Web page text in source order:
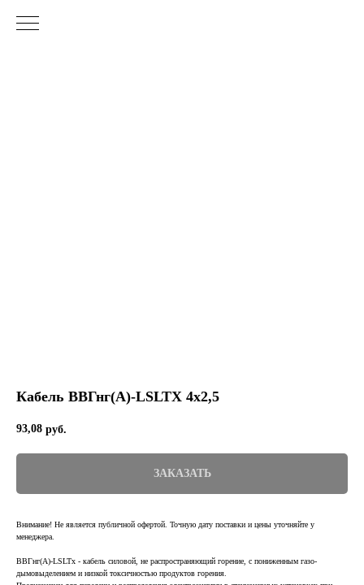
Кабель ВВГнг(А)-LSLTХ 4х2,5
93,08 руб.
ЗАКАЗАТЬ
Внимание! Не является публичной офертой. Точную дату поставки и цены уточняйте у
менеджера.
ВВГнг(А)-LSLTx - кабель силовой, не распространяющий горение, с пониженным газо-
дымовыделением и низкой токсичностью продуктов горения.